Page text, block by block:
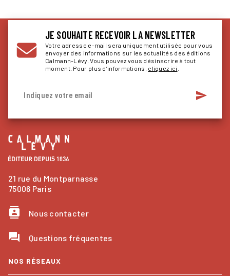
JE SOUHAITE RECEVOIR LA NEWSLETTER
Votre adresse e-mail sera uniquement utilisée pour vous
envoyer des informations sur les actualités des éditions
Calmann-Lévy. Vous pouvez vous désinscrire à tout
moment. Pour plus d’informations, cliquez ici
Indiquez votre email send
21 rue du Montparnasse
75006 Paris
contacts Nous contacter
question_answer Questions fréquentes
NOS RÉSEAUX